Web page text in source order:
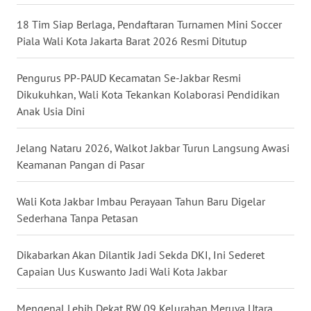
18 Tim Siap Berlaga, Pendaftaran Turnamen Mini Soccer
Piala Wali Kota Jakarta Barat 2026 Resmi Ditutup
Pengurus PP-PAUD Kecamatan Se-Jakbar Resmi
Dikukuhkan, Wali Kota Tekankan Kolaborasi Pendidikan
Anak Usia Dini
Jelang Nataru 2026, Walkot Jakbar Turun Langsung Awasi
Keamanan Pangan di Pasar
Wali Kota Jakbar Imbau Perayaan Tahun Baru Digelar
Sederhana Tanpa Petasan
Dikabarkan Akan Dilantik Jadi Sekda DKI, Ini Sederet
Capaian Uus Kuswanto Jadi Wali Kota Jakbar
NUSANTARA
JOGJA
WN
BALI
WN
KALBAR
WN
KALTENG